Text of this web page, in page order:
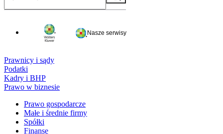
Nasze serwisy
Prawnicy i sądy
Podatki
Kadry i BHP
Prawo w biznesie
Prawo gospodarcze
Małe i średnie firmy
Spółki
Finanse